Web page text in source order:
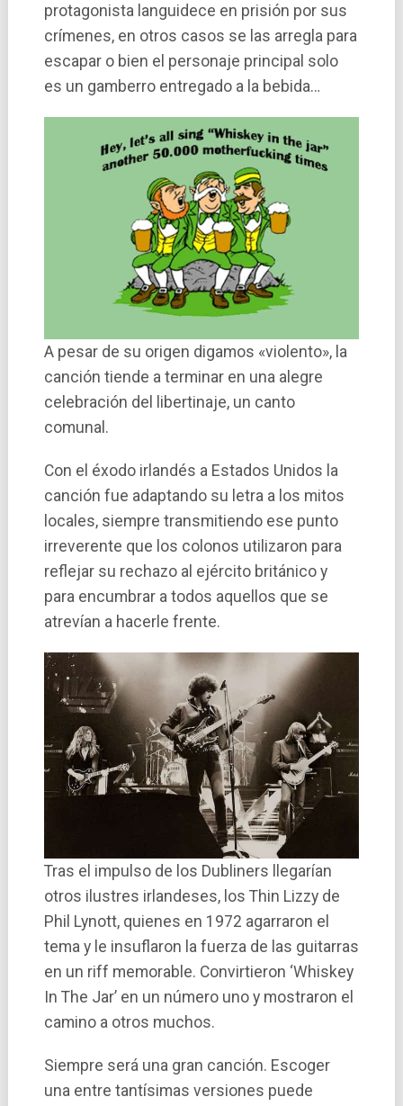
protagonista languidece en prisión por sus
crímenes, en otros casos se las arregla para
escapar o bien el personaje principal solo
es un gamberro entregado a la bebida…
A pesar de su origen digamos «violento», la
canción tiende a terminar en una alegre
celebración del libertinaje, un canto
comunal.
Con el éxodo irlandés a Estados Unidos la
canción fue adaptando su letra a los mitos
locales, siempre transmitiendo ese punto
irreverente que los colonos utilizaron para
reflejar su rechazo al ejército británico y
para encumbrar a todos aquellos que se
atreví­an a hacerle frente.
Tras el impulso de los Dubliners llegarí­an
otros ilustres irlandeses, los Thin Lizzy de
Phil Lynott, quienes en 1972 agarraron el
tema y le insuflaron la fuerza de las guitarras
en un riff memorable. Convirtieron ‘Whiskey
In The Jar’ en un número uno y mostraron el
camino a otros muchos.
Siempre será una gran canción. Escoger
una entre tantísimas versiones puede